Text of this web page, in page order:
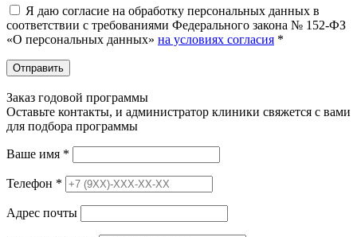
Я даю согласие на обработку персональных данных в
соответствии с требованиями Федерального закона № 152-ФЗ
«О персональных данных» на условиях согласия *
Отправить
Заказ годовой программы
Оставьте контакты, и администратор клиники свяжется с вами
для подбора программы
Ваше имя *
Телефон *
Адрес почты